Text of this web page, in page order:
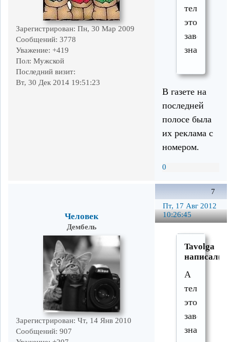
Зарегистрирован: Пн, 30 Мар 2009
Сообщений: 3778
Уважение: +419
Пол: Мужской
Последний визит:
Вт, 30 Дек 2014 19:51:23
телефон
этого
заведения
знаете?
В газете на
последней
полосе была
их реклама с
номером.
0
7
Пт, 17 Авг 2012
10:26:45
Человек
Дембель
Зарегистрирован: Чт, 14 Янв 2010
Сообщений: 907
Tavolga
А
телефон
этого
заведения
знаете?